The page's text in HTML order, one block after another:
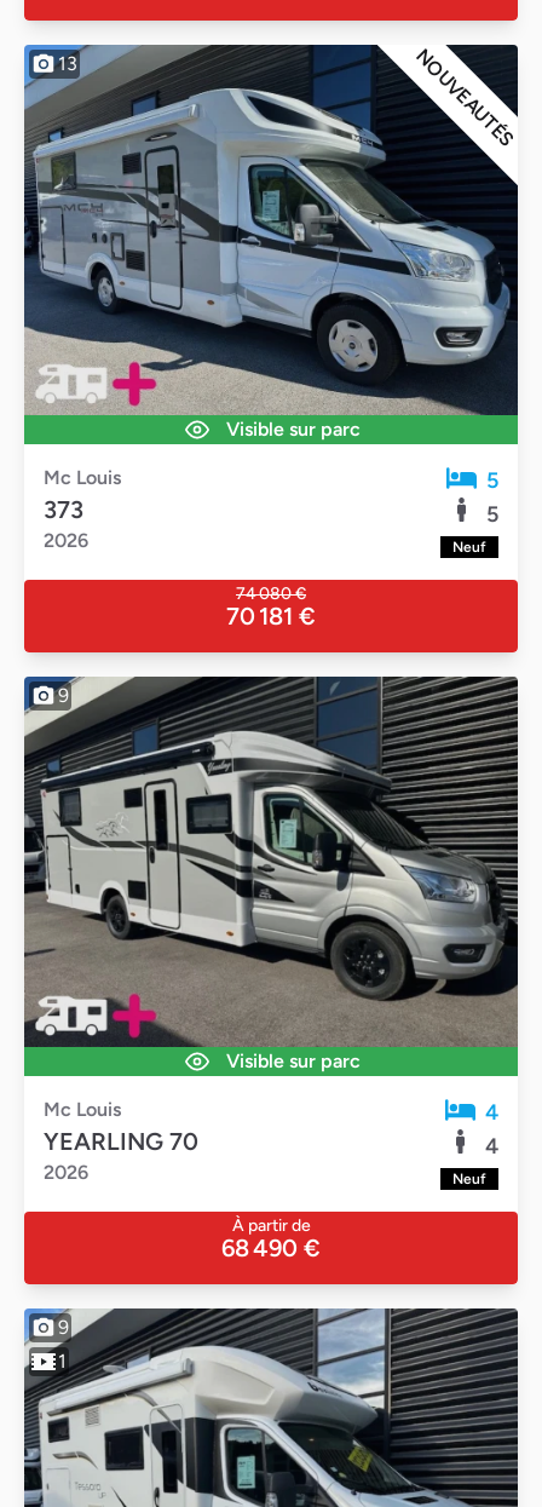
NOUVEAUTÉS
13
Visible sur parc
Mc Louis
373
2026
5
5
Neuf
74 080 €
70 181 €
9
Visible sur parc
Mc Louis
YEARLING 70
2026
4
4
Neuf
À partir de
68 490 €
9
1